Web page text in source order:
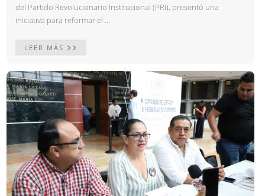
del Partido Revolucionario Institucional (PRI), presentó una
iniciativa para reformar el ...
LEER MÁS